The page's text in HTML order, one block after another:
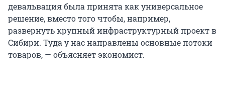
девальвация была принята как универсальное
решение, вместо того чтобы, например,
развернуть крупный инфраструктурный проект в
Сибири. Туда у нас направлены основные потоки
товаров, — объясняет экономист.